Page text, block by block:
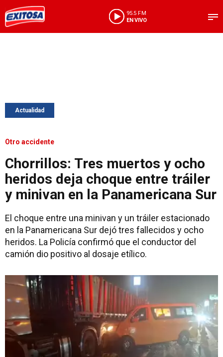
95.5 FM
EN VIVO
Actualidad
Otro accidente
Chorrillos: Tres muertos y ocho
heridos deja choque entre tráiler
y minivan en la Panamericana Sur
El choque entre una minivan y un tráiler estacionado
en la Panamericana Sur dejó tres fallecidos y ocho
heridos. La Policía confirmó que el conductor del
camión dio positivo al dosaje etílico.